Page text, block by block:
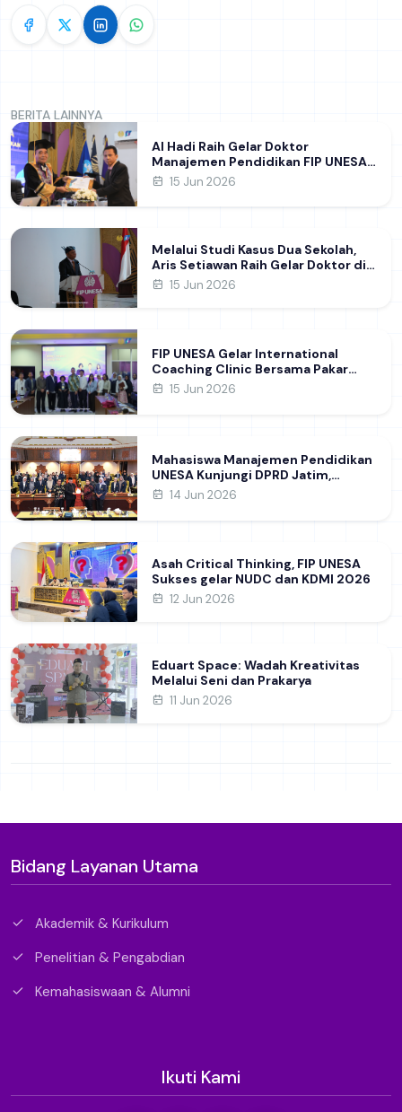
BERITA LAINNYA
Al Hadi Raih Gelar Doktor
Manajemen Pendidikan FIP UNESA
melalui Riset Pembentukan
15 Jun 2026
Melalui Studi Kasus Dua Sekolah,
Aris Setiawan Raih Gelar Doktor di
FIP UNESA Usai Kupas Manajemen
15 Jun 2026
FIP UNESA Gelar International
Coaching Clinic Bersama Pakar
Khon Kaen University Thailand,
Ilmiah Internasional dukung SDG 4
15 Jun 2026
Mahasiswa Manajemen Pendidikan
UNESA Kunjungi DPRD Jatim,
Perdalam Pemahaman Kebijakan
14 Jun 2026
Asah Critical Thinking, FIP UNESA
Sukses gelar NUDC dan KDMI 2026
12 Jun 2026
Eduart Space: Wadah Kreativitas
Melalui Seni dan Prakarya
11 Jun 2026
Bidang Layanan Utama
Akademik & Kurikulum
Penelitian & Pengabdian
Kemahasiswaan & Alumni
Ikuti Kami